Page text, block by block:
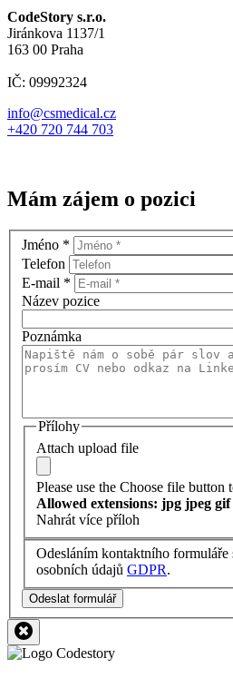
CodeStory s.r.o.
Jiránkova 1137/1
163 00 Praha
IČ: 09992324
info@csmedical.cz
+420 720 744 703
Mám zájem o pozici
Jméno *
Telefon
E-mail *
Název pozice
Poznámka
Přílohy
Attach upload file
Please use the Choose file button
Allowed extensions: jpg jpeg
Nahrát více příloh
Odesláním kontaktního formuláře
osobních údajů GDPR.
Odeslat formulář